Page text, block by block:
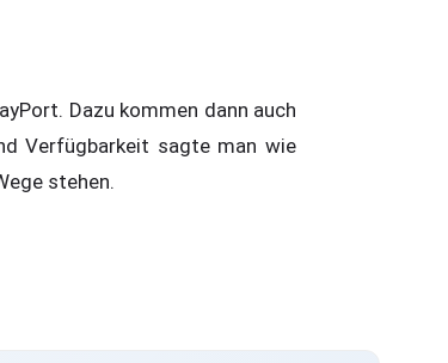
Dazu kommen dann auch
Verfügbarkeit sagte man wie
stehen.